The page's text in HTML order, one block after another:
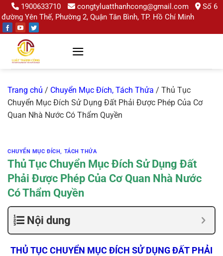
Chuyển
đến
nội
1900633710 congtyluatthanhcong@gmail.com
Số 6
đường Yên Thế, Phường 2, Quận Tân Bình, TP. Hồ Chí Minh
Trang chủ / Chuyển Mục Đích, Tách Thửa / Thủ Tục
Chuyển Mục Đích Sử Dụng Đất Phải Được Phép Của Cơ
Quan Nhà Nước Có Thẩm Quyền
CHUYỂN MỤC ĐÍCH, TÁCH THỬA
Thủ Tục Chuyển Mục Đích Sử Dụng Đất
Phải Được Phép Của Cơ Quan Nhà Nước
Có Thẩm Quyền
Nội dung
THỦ TỤC CHUYỂN MỤC ĐÍCH SỬ DỤNG ĐẤT PHẢI